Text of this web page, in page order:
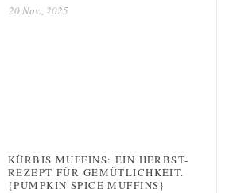
20 Nov., 2025
KÜRBIS MUFFINS: EIN HERBST-
REZEPT FÜR GEMÜTLICHKEIT.
{PUMPKIN SPICE MUFFINS}